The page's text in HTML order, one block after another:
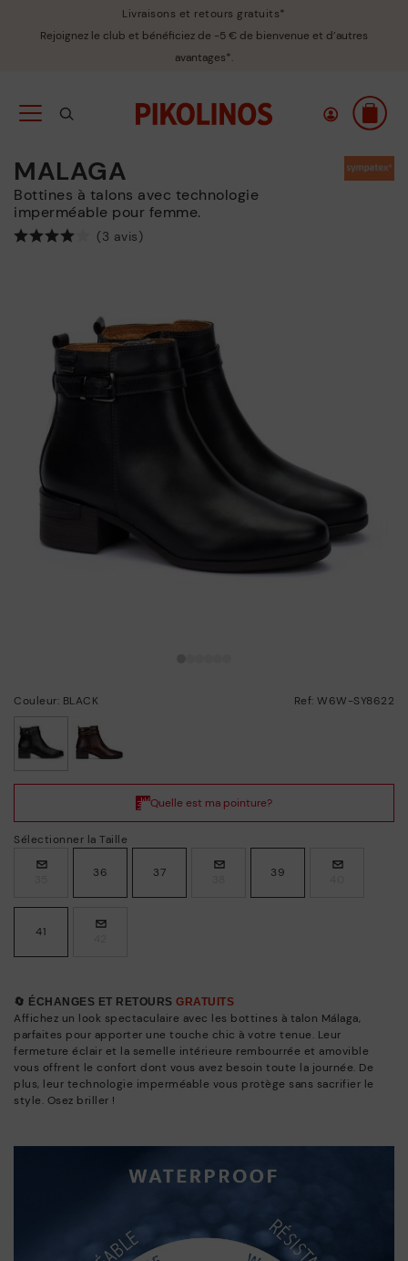
Livraisons et retours gratuits*
Rejoignez le club et bénéficiez de -5 € de bienvenue et d’autres
avantages*.
MALAGA
Bottines à talons avec technologie
imperméable pour femme.
(3 avis)
Couleur: BLACK Ref: W6W-SY8622
Sélectionner la Taille
36 37 39
41
🔄 ÉCHANGES ET RETOURS GRATUITS
Affichez un look spectaculaire avec les bottines à talon Málaga,
parfaites pour apporter une touche chic à votre tenue. Leur
fermeture éclair et la semelle intérieure rembourrée et amovible
vous offrent le confort dont vous avez besoin toute la journée. De
plus, leur technologie imperméable vous protège sans sacrifier le
style. Osez briller !